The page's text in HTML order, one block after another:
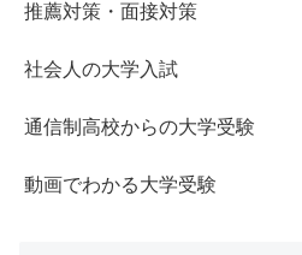
推薦対策・面接対策
社会人の大学入試
通信制高校からの大学受験
動画でわかる大学受験